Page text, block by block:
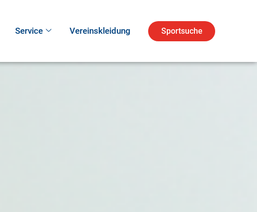
Service Vereinskleidung Sportsuche